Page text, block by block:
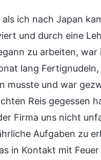
ich nach Japan
und durch eine
zu arbeiten,
lang
musste und war
Reis gegessen
Firma uns nicht
Aufgaben zu
in Kontakt mit